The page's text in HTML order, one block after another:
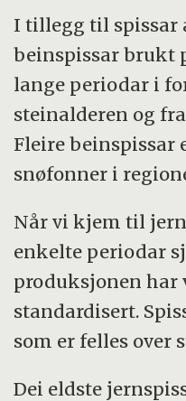
I tillegg til spissar
beinspissar brukt
lange periodar i
steinalderen og
Fleire beinspissar
snøfonner i
Når vi kjem til
enkelte periodar
produksjonen har
standardisert.
som er felles over
Dei eldste